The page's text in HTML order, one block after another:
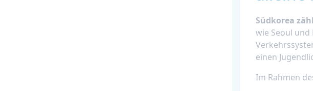
Südkorea
wie Seoul
einen
Im Rahmen